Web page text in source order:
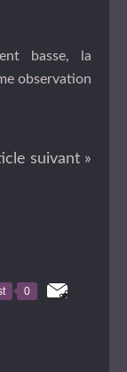
basse, la
observation
suivant »
0